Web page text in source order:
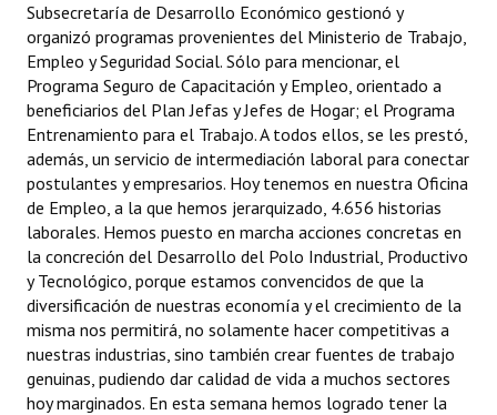
Subsecretaría de Desarrollo Económico gestionó y
organizó programas provenientes del Ministerio de Trabajo,
Empleo y Seguridad Social. Sólo para mencionar, el
Programa Seguro de Capacitación y Empleo, orientado a
beneficiarios del Plan Jefas y Jefes de Hogar; el Programa
Entrenamiento para el Trabajo. A todos ellos, se les prestó,
además, un servicio de intermediación laboral para conectar
postulantes y empresarios. Hoy tenemos en nuestra Oficina
de Empleo, a la que hemos jerarquizado, 4.656 historias
laborales. Hemos puesto en marcha acciones concretas en
la concreción del Desarrollo del Polo Industrial, Productivo
y Tecnológico, porque estamos convencidos de que la
diversificación de nuestras economía y el crecimiento de la
misma nos permitirá, no solamente hacer competitivas a
nuestras industrias, sino también crear fuentes de trabajo
genuinas, pudiendo dar calidad de vida a muchos sectores
hoy marginados. En esta semana hemos logrado tener la